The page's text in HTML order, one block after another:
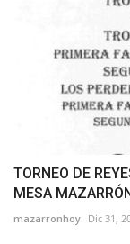
TORNEO DE
MESA
mazarronhoy Dic 31,